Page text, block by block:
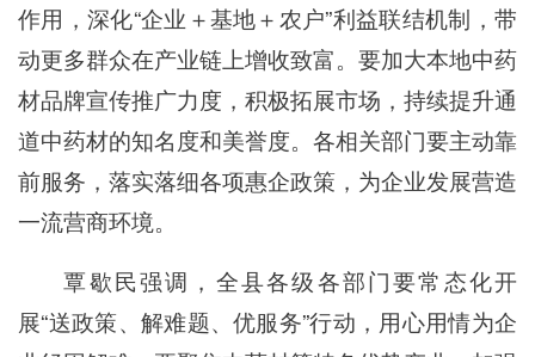
作用，深化“企业＋基地＋农户”利益联结机制，带
动更多群众在产业链上增收致富。要加大本地中药
材品牌宣传推广力度，积极拓展市场，持续提升通
道中药材的知名度和美誉度。各相关部门要主动靠
前服务，落实落细各项惠企政策，为企业发展营造
一流营商环境。
覃歇民强调，全县各级各部门要常态化开
展“送政策、解难题、优服务”行动，用心用情为企